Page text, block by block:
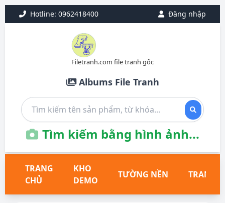
Hotline: 0962418400 Đăng nhập
Filetranh.com file tranh gốc
Albums File Tranh
Tìm kiếm bằng hình ảnh...
TRANG
CHỦ
KHO
DEMO
TƯỜNG NỀN TRANH